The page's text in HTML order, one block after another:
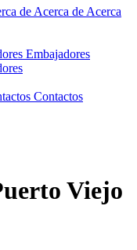
de Acerca de Acerca
Embajadores
Contactos
Viejo